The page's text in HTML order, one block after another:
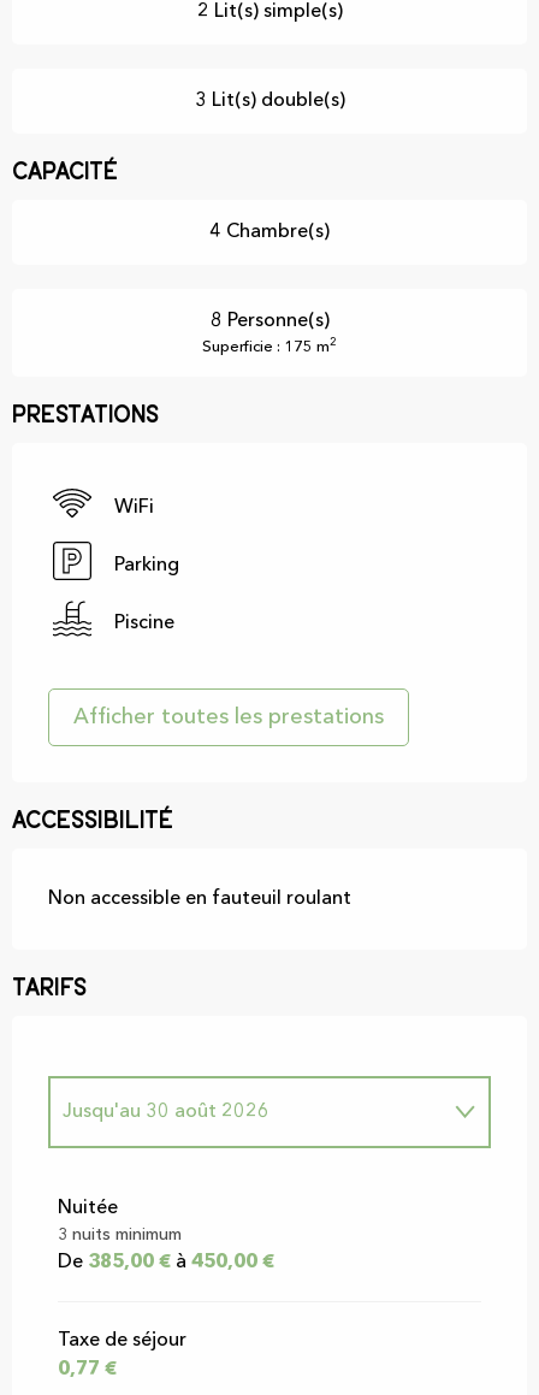
2 Lit(s) simple(s)
3 Lit(s) double(s)
Capacité
4 Chambre(s)
8 Personne(s)
Superficie : 175 m2
Prestations
WiFi
Parking
Piscine
Afficher toutes les prestations
Accessibilité
Non accessible en fauteuil roulant
Tarifs
Jusqu'au 30 août 2026
Du 31 août 2026au21 décembre 2026
Nuitée
3 nuits minimum
De 385,00 € à 450,00 €
Taxe de séjour
0,77 €